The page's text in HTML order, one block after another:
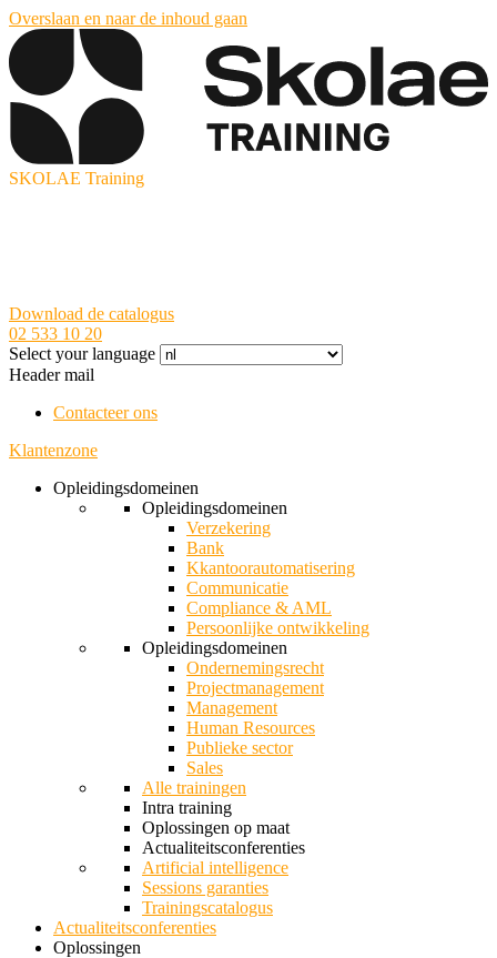
Overslaan en naar de inhoud gaan
SKOLAE Training
Download de catalogus
02 533 10 20
Select your language
Header mail
Contacteer ons
Klantenzone
Opleidingsdomeinen
Opleidingsdomeinen
Verzekering
Bank
Kkantoorautomatisering
Communicatie
Compliance & AML
Persoonlijke ontwikkeling
Opleidingsdomeinen
Ondernemingsrecht
Projectmanagement
Management
Human Resources
Publieke sector
Sales
Alle trainingen
Intra training
Oplossingen op maat
Actualiteitsconferenties
Artificial intelligence
Sessions garanties
Trainingscatalogus
Actualiteitsconferenties
Oplossingen